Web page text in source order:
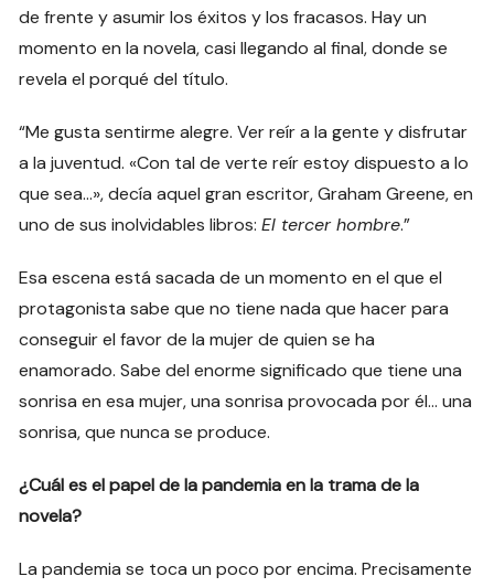
de frente y asumir los éxitos y los fracasos. Hay un
momento en la novela, casi llegando al final, donde se
revela el porqué del título.
“Me gusta sentirme alegre. Ver reír a la gente y disfrutar
a la juventud. «Con tal de verte reír estoy dispuesto a lo
que sea…», decía aquel gran escritor, Graham Greene, en
uno de sus inolvidables libros:El tercer hombre.”
Esa escena está sacada de un momento en el que el
protagonista sabe que no tiene nada que hacer para
conseguir el favor de la mujer de quien se ha
enamorado. Sabe del enorme significado que tiene una
sonrisa en esa mujer, una sonrisa provocada por él… una
sonrisa, que nunca se produce.
¿Cuál es el papel de la pandemia en la trama de la
novela?
La pandemia se toca un poco por encima. Precisamente